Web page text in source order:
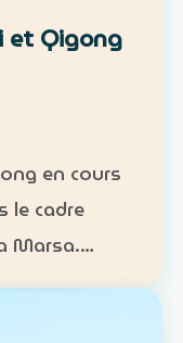
et Qigong
en cours
le cadre
Marsa.
: une